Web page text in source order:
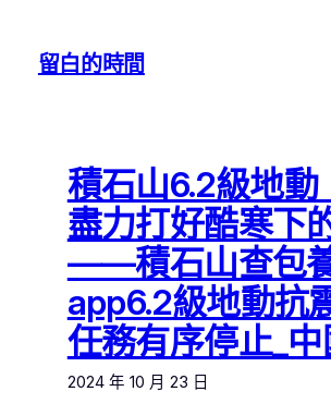
留白的時間
積石山6.2級地動
盡力打好酷寒下
——積石山查包
app6.2級地動抗
任務有序停止_中
2024 年 10 月 23 日